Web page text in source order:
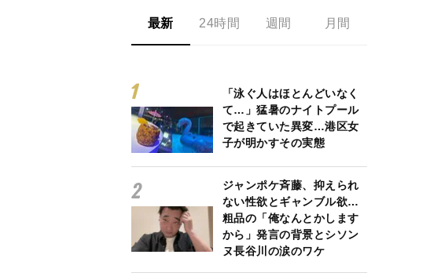
最新 24時間 週間 月間
「泳ぐ人はほとんどいなく
て…」猛暑のナイトプール
で起きていた異変…港区女
子が明かすその実態
ジャンポケ斉藤、抑えられ
ない性欲とギャンブル欲…
粗品の「俺なんとかします
から」発言の背景とシソン
ヌ長谷川の涙のワケ